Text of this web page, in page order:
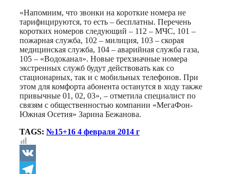
«Напомним, что звонки на короткие номера не
тарифицируются, то есть – бесплатны. Перечень
коротких номеров следующий – 112 – МЧС, 101 –
пожарная служба, 102 – милиция, 103 – скорая
медицинская служба, 104 – аварийная служба газа,
105 – «Водоканал». Новые трехзначные номера
экстренных служб будут действовать как со
стационарных, так и с мобильных телефонов. При
этом для комфорта абонента останутся в ходу также
привычные 01, 02, 03», – отметила специалист по
связям с общественностью компании «МегаФон-
Южная Осетия» Зарина Бежанова.
TAGS: №15+16 4 февраля 2014 г
VK